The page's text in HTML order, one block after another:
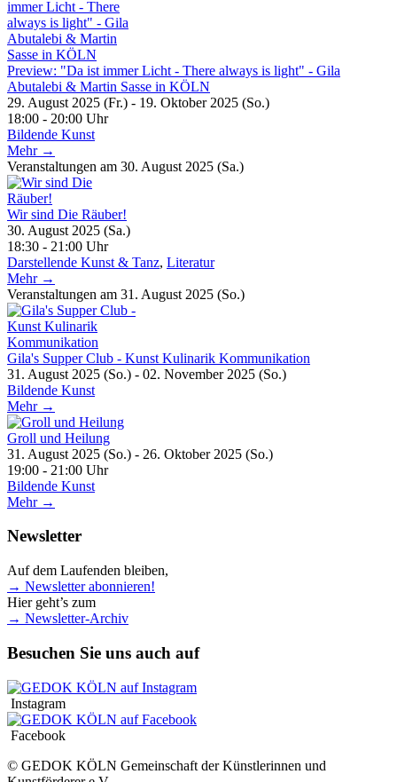
Preview: "Da ist immer Licht - There always is light" - Gila
Abutalebi & Martin Sasse in KÖLN
29. August 2025 (Fr.) - 19. Oktober 2025 (So.)
18:00 - 20:00 Uhr
Bildende Kunst
Mehr →
Veranstaltungen am 30. August 2025 (Sa.)
Wir sind Die Räuber!
30. August 2025 (Sa.)
18:30 - 21:00 Uhr
Darstellende Kunst & Tanz, Literatur
Mehr →
Veranstaltungen am 31. August 2025 (So.)
Gila's Supper Club - Kunst Kulinarik Kommunikation
31. August 2025 (So.) - 02. November 2025 (So.)
Bildende Kunst
Mehr →
Groll und Heilung
31. August 2025 (So.) - 26. Oktober 2025 (So.)
19:00 - 21:00 Uhr
Bildende Kunst
Mehr →
Newsletter
Auf dem Laufenden bleiben,
→ Newsletter abonnieren!
Hier geht’s zum
→ Newsletter-Archiv
Besuchen Sie uns auch auf
Instagram
Facebook
© GEDOK KÖLN Gemeinschaft der Künstlerinnen und